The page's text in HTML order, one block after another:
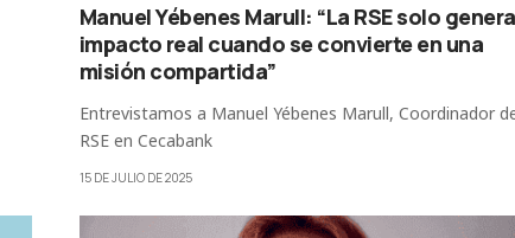
Manuel Yébenes Marull: “La RSE solo genera
impacto real cuando se convierte en una
misión compartida”
Entrevistamos a Manuel Yébenes Marull, Coordinador
RSE en Cecabank
15 DE JULIO DE 2025